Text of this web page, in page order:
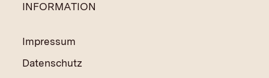
INFORMATION
Impressum
Datenschutz